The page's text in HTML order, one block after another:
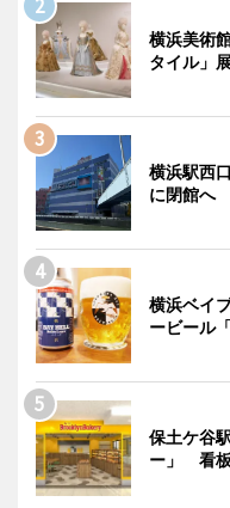
横浜美術
タイル」
横浜駅西
に閉館へ
横浜ベイ
ービール
保土ケ谷
ー」 看板